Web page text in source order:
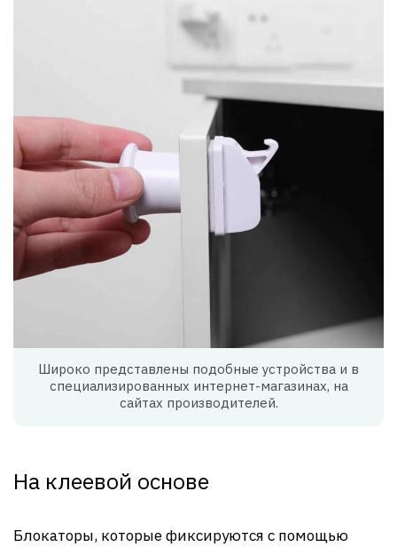
Широко представлены подобные устройства и в
специализированных интернет-магазинах, на
сайтах производителей.
На клеевой основе
Блокаторы, которые фиксируются с помощью